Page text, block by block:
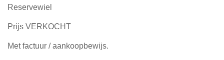
Reservewiel
Prijs VERKOCHT
Met factuur / aankoopbewijs.